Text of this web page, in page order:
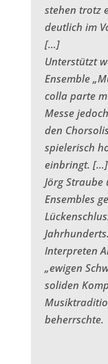
stehen trotz
deutlich im
[…]
Unterstützt
Ensemble
colla parte
Messe
den
spielerisch
einbringt. […]
Jörg
Ensembles
Interpreten
„ewigen
soliden
beherrschte.